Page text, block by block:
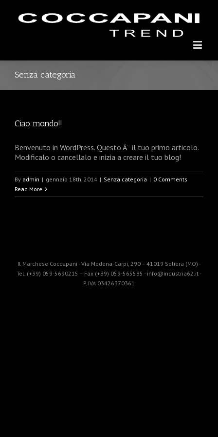
Senza categoria
Ciao mondo!!
Benvenuto in WordPress. Questo Ã¨ il tuo primo articolo.
Modificalo o cancellalo e inizia a creare il tuo blog!
By admin | gennaio 18th, 2014 | Senza categoria | 0 Comments
Read More
Il Marchese Coccapani - Via Modena-Carpi, 290 – 41019 Soliera (MO) -
Tel. (+39) 059-5690215 – Fax (+39) 059-565535 - info@industria62.it -
P. IVA 03426370361